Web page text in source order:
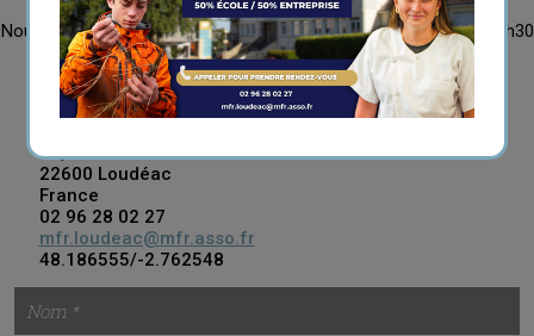
Nous sommes également joignables par téléphone de 8h00 à 17h30
du lundi au vendredi.
Maison Familiale Rurale de
Loudéac
31, rue Anatole Le Braz
22600 Loudéac
France
02 96 28 02 27
mfr.loudeac@mfr.asso.fr
48.186555/-2.762548